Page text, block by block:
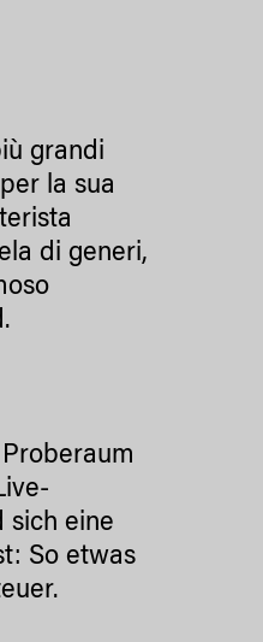
grandi
la sua
di generi,
sich eine
So etwas